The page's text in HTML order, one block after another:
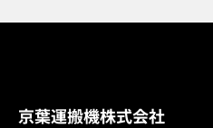
京葉運搬機株式会社